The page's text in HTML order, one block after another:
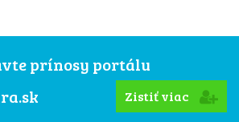
prínosy portálu
Zistiť viac